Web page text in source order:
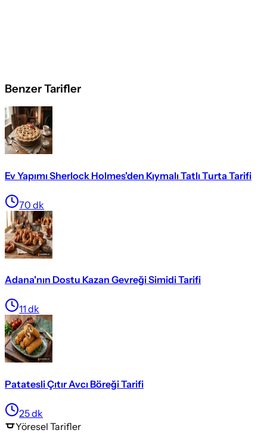
Benzer Tarifler
Ev Yapımı Sherlock Holmes'den Kıymalı Tatlı Turta Tarifi
70 dk
Adana'nın Dostu Kazan Gevreği Simidi Tarifi
11 dk
Patatesli Çıtır Avcı Böreği Tarifi
25dk
Yöresel Tarifler